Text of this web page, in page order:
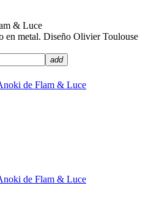
& Luce
en metal. Diseño Olivier Toulouse
add